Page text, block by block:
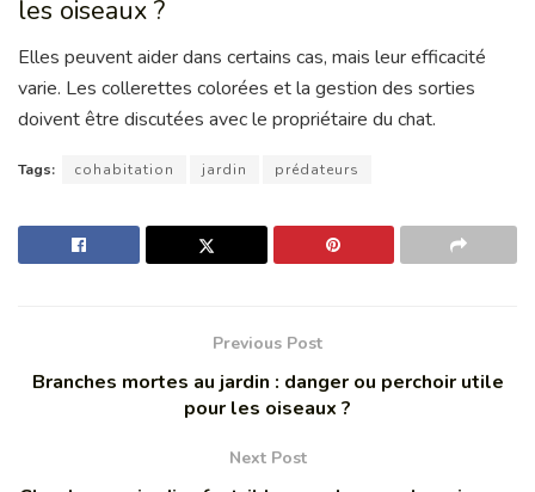
les oiseaux ?
Elles peuvent aider dans certains cas, mais leur efficacité
varie. Les collerettes colorées et la gestion des sorties
doivent être discutées avec le propriétaire du chat.
Tags: cohabitation jardin prédateurs
Previous Post
Branches mortes au jardin : danger ou perchoir utile
pour les oiseaux ?
Next Post